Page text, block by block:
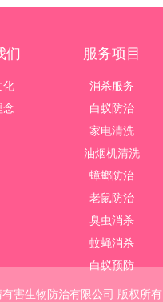
们
化
念
服务项目
消杀服务
白蚁防治
家电清洗
油烟机清洗
蟑螂防治
老鼠防治
臭虫消杀
蚊蝇消杀
白蚁预防
害生物防治有限公司 版权所有